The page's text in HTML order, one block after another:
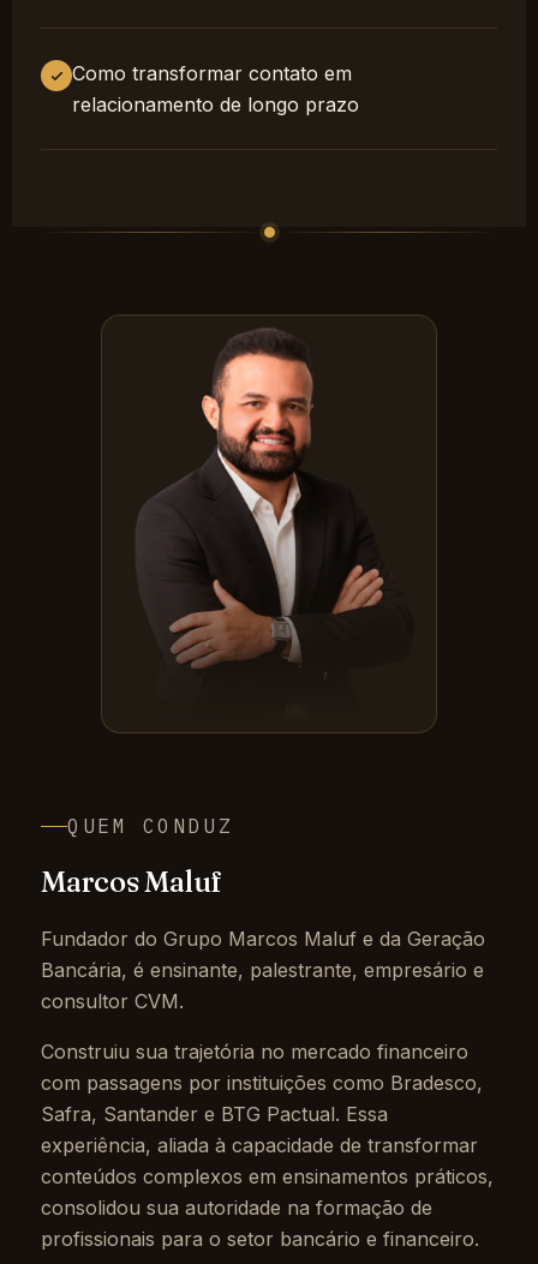
Como transformar contato em
relacionamento de longo prazo
QUEM CONDUZ
Marcos Maluf
Fundador do Grupo Marcos Maluf e da Geração
Bancária, é ensinante, palestrante, empresário e
consultor CVM.
Construiu sua trajetória no mercado financeiro
com passagens por instituições como Bradesco,
Safra, Santander e BTG Pactual. Essa
experiência, aliada à capacidade de transformar
conteúdos complexos em ensinamentos práticos,
consolidou sua autoridade na formação de
profissionais para o setor bancário e financeiro.